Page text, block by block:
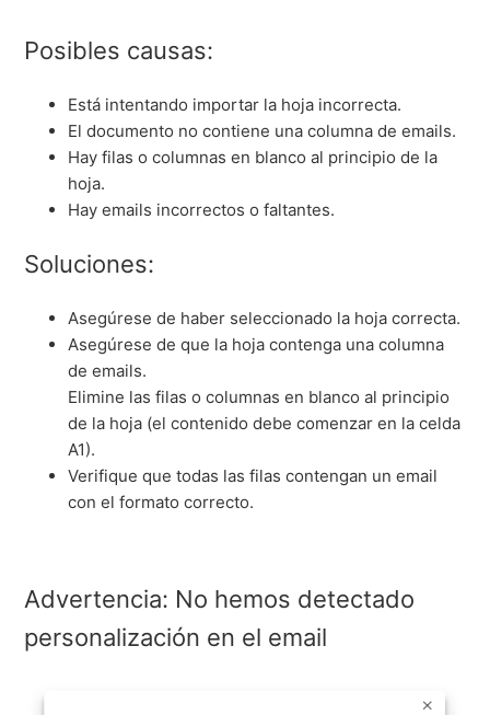
Posibles causas:
Está intentando importar la hoja incorrecta.
El documento no contiene una columna de emails.
Hay filas o columnas en blanco al principio de la
hoja.
Hay emails incorrectos o faltantes.
Soluciones:
Asegúrese de haber seleccionado la hoja correcta.
Asegúrese de que la hoja contenga una columna
de emails.
Elimine las filas o columnas en blanco al principio
de la hoja (el contenido debe comenzar en la celda
A1).
Verifique que todas las filas contengan un email
con el formato correcto.
Advertencia: No hemos detectado
personalización en el email